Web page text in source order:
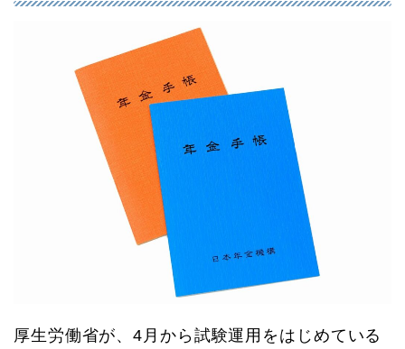
厚生労働省が、4月から試験運用をはじめている